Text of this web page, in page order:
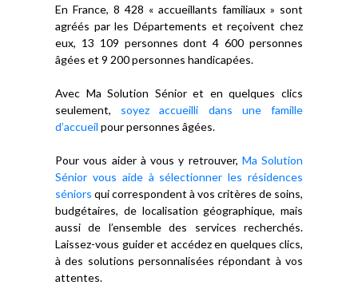
En France, 8 428 « accueillants familiaux » sont
agréés par les Départements et reçoivent chez
eux, 13 109 personnes dont 4 600 personnes
âgées et 9 200 personnes handicapées.
Avec Ma Solution Sénior et en quelques clics
seulement, soyez accueilli dans une famille
d’accueil pour personnes âgées.
Pour vous aider à vous y retrouver, Ma Solution
Sénior vous aide à sélectionner les résidences
séniors qui correspondent à vos critères de soins,
budgétaires, de localisation géographique, mais
aussi de l’ensemble des services recherchés.
Laissez-vous guider et accédez en quelques clics,
à des solutions personnalisées répondant à vos
attentes.